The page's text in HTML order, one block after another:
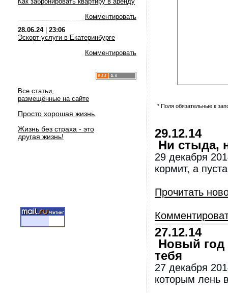
Комментировать
28.06.24| 23:06
Эскорт-услуги в Екатеринбурге
Комментировать
Все статьи,
размещённые на сайте
Просто хорошая жизнь
Жизнь без страха - это
другая жизнь!
* Поля обязательные к
29.12.14
Ни стыда,
29 декабря
кормит, а
Прочитать
27.12.14
Новый год
тебя
27 декабря
которым лень